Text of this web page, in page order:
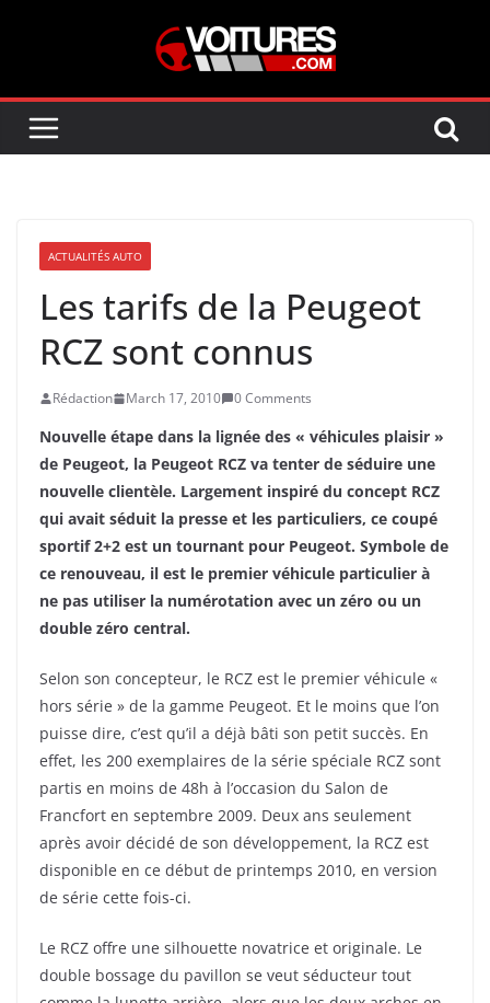
ACTUALITÉS AUTO
Les tarifs de la Peugeot
RCZ sont connus
Rédaction March 17, 2010 0 Comments
Nouvelle étape dans la lignée des « véhicules plaisir »
de Peugeot, la Peugeot RCZ va tenter de séduire une
nouvelle clientèle. Largement inspiré du concept RCZ
qui avait séduit la presse et les particuliers, ce coupé
sportif 2+2 est un tournant pour Peugeot. Symbole de
ce renouveau, il est le premier véhicule particulier à
ne pas utiliser la numérotation avec un zéro ou un
double zéro central.
Selon son concepteur, le RCZ est le premier véhicule «
hors série » de la gamme Peugeot. Et le moins que l’on
puisse dire, c’est qu’il a déjà bâti son petit succès. En
effet, les 200 exemplaires de la série spéciale RCZ sont
partis en moins de 48h à l’occasion du Salon de
Francfort en septembre 2009. Deux ans seulement
après avoir décidé de son développement, la RCZ est
disponible en ce début de printemps 2010, en version
de série cette fois-ci.
Le RCZ offre une silhouette novatrice et originale. Le
double bossage du pavillon se veut séducteur tout